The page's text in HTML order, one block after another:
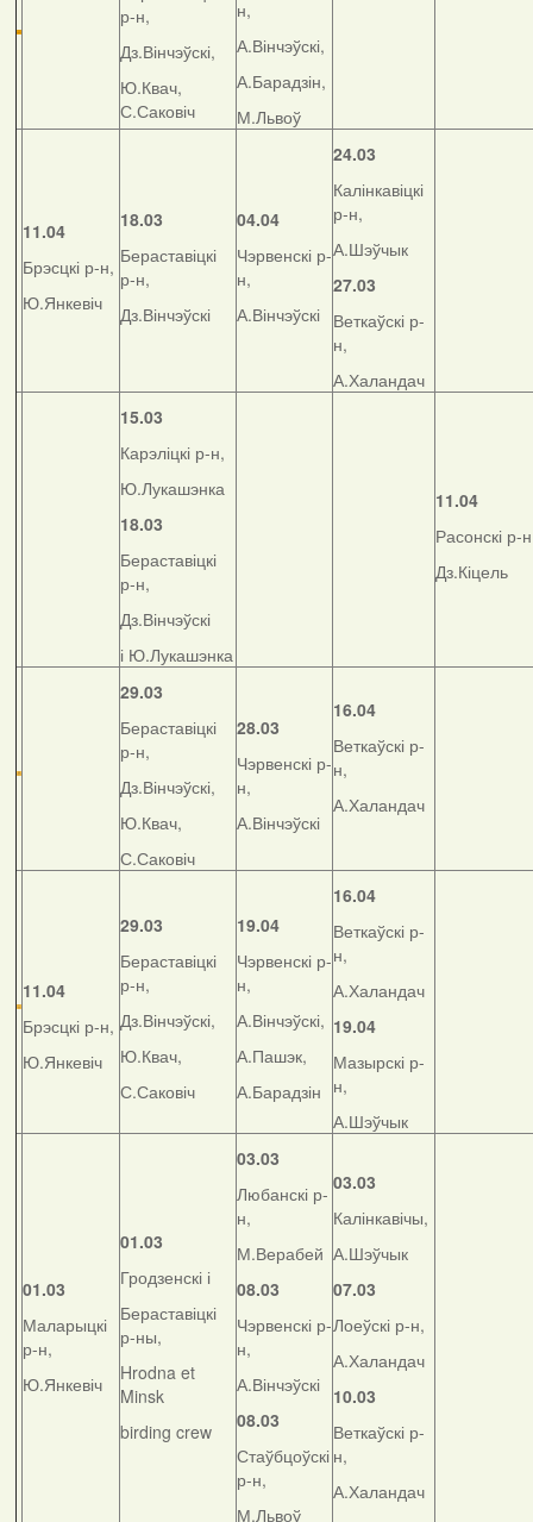
р-н,
Дз.Вінчэўскі,
Ю.Квач,
С.Саковіч
н,
А.Вінчэўскі,
А.Барадзін,
М.Львоў
11.04
Брэсцкі р-н,
Ю.Янкевіч
18.03
Бераставіцкі
р-н,
Дз.Вінчэўскі
04.04
Чэрвенскі р-
н,
А.Вінчэўскі
24.03
Калінкавіцкі
р-н,
А.Шэўчык
27.03
Веткаўскі р-
н,
А.Халандач
15.03
Карэліцкі р-н,
Ю.Лукашэнка
18.03
Бераставіцкі
р-н,
Дз.Вінчэўскі
і Ю.Лукашэнка
11.04
Расонскі р-
Дз.Кіцель
29.03
Бераставіцкі
р-н,
Дз.Вінчэўскі,
Ю.Квач,
С.Саковіч
28.03
Чэрвенскі р-
н,
А.Вінчэўскі
16.04
Веткаўскі р-
н,
А.Халандач
11.04
Брэсцкі р-н,
Ю.Янкевіч
29.03
Бераставіцкі
р-н,
Дз.Вінчэўскі,
Ю.Квач,
С.Саковіч
19.04
Чэрвенскі р-
н,
А.Вінчэўскі,
А.Пашэк,
А.Барадзін
16.04
Веткаўскі р-
н,
А.Халандач
19.04
Мазырскі р-
н,
А.Шэўчык
01.03
Маларыцкі
р-н,
Ю.Янкевіч
01.03
Гродзенскі і
Бераставіцкі
р-ны,
Hrodna et
Minsk
birding crew
03.03
Любанскі р-
н,
М.Верабей
08.03
Чэрвенскі р-
н,
А.Вінчэўскі
08.03
Стаўбцоўскі
р-н,
М.Львоў
03.03
Калінкавічы,
А.Шэўчык
07.03
Лоеўскі р-н,
А.Халандач
10.03
Веткаўскі р-
н,
А.Халандач